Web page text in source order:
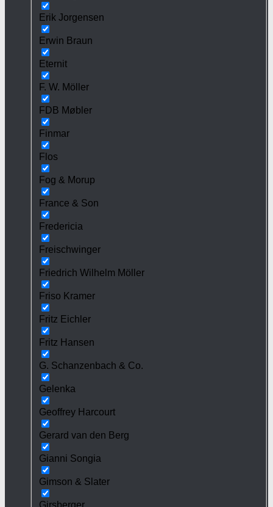
Erik Jorgensen
Erwin Braun
Eternit
F. W. Möller
FDB Møbler
Finmar
Flos
Fog & Morup
France & Son
Fredericia
Freischwinger
Friedrich Wilhelm Möller
Friso Kramer
Fritz Eichler
Fritz Hansen
G. Schanzenbach & Co.
Gelenka
Geoffrey Harcourt
Gerard van den Berg
Gianni Songia
Gimson & Slater
Girsberger